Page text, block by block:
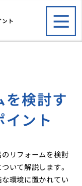
ント
を検討す
ント
リフォームを検討
いて解説します。
環境に置かれてい